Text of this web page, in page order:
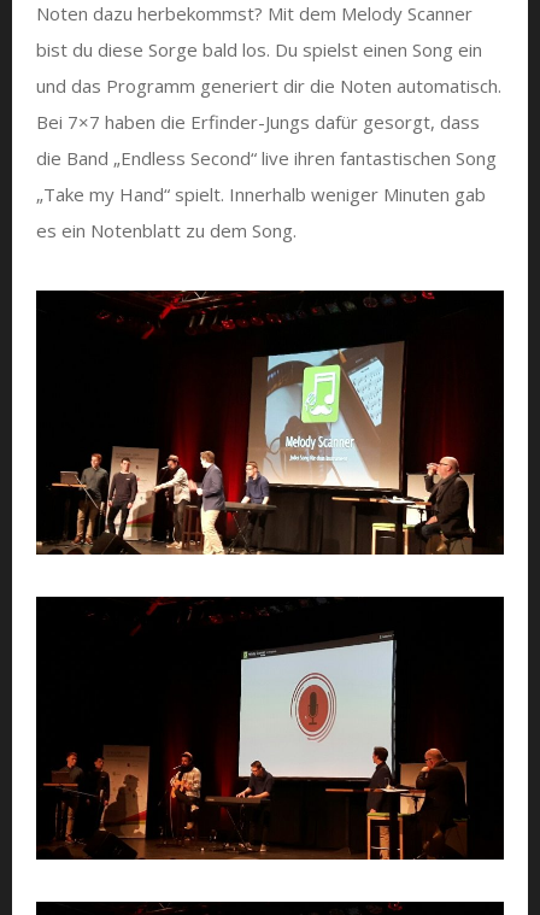
Noten dazu herbekommst? Mit dem Melody Scanner
bist du diese Sorge bald los. Du spielst einen Song ein
und das Programm generiert dir die Noten automatisch.
Bei 7×7 haben die Erfinder-Jungs dafür gesorgt, dass
die Band „Endless Second“ live ihren fantastischen Song
„Take my Hand“ spielt. Innerhalb weniger Minuten gab
es ein Notenblatt zu dem Song.